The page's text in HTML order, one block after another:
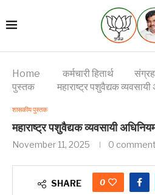
Home कर्मचारी हितार्थ
पुस्तक
महाराष्ट्र पशुवैद्यक
शासकीय पुस्तक
महाराष्ट्र पशुवैद्यक व्यवसायी
November 11, 2025 0
SHARE 0